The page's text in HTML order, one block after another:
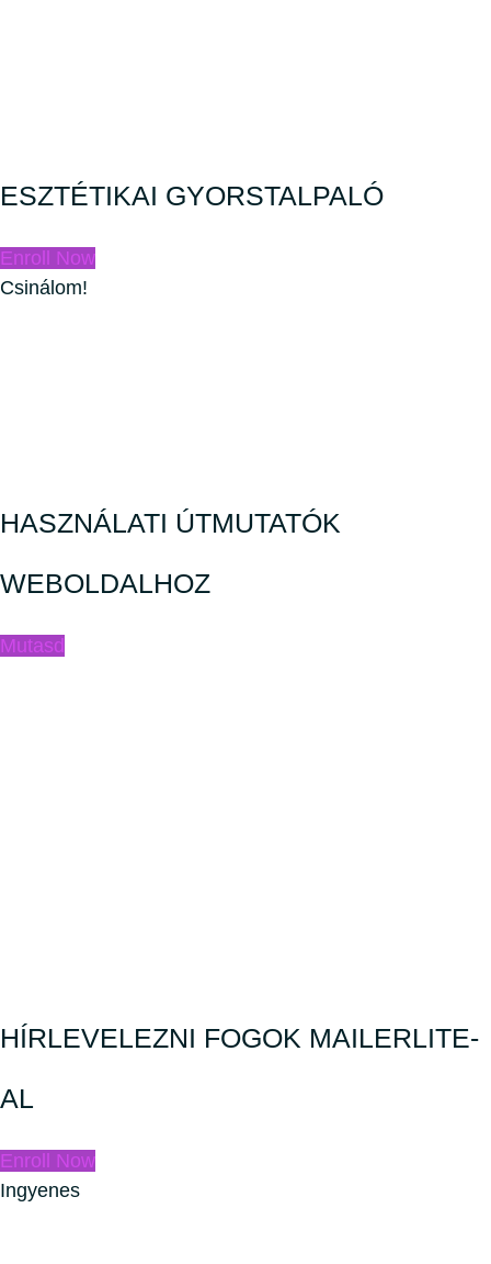
ESZTÉTIKAI GYORSTALPALÓ
Enroll Now
Csinálom!
HASZNÁLATI ÚTMUTATÓK
WEBOLDALHOZ
Mutasd
HÍRLEVELEZNI FOGOK MAILERLITE-
AL
Enroll Now
Ingyenes